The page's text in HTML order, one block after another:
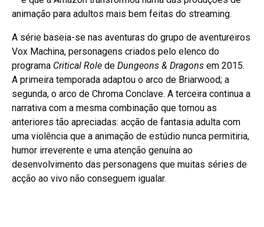
animação para adultos mais bem feitas do streaming.
A série baseia-se nas aventuras do grupo de aventureiros
Vox Machina, personagens criados pelo elenco do
programa Critical Role de Dungeons & Dragons em 2015.
A primeira temporada adaptou o arco de Briarwood; a
segunda, o arco de Chroma Conclave. A terceira continua a
narrativa com a mesma combinação que tornou as
anteriores tão apreciadas: acção de fantasia adulta com
uma violência que a animação de estúdio nunca permitiria,
humor irreverente e uma atenção genuína ao
desenvolvimento das personagens que muitas séries de
acção ao vivo não conseguem igualar.